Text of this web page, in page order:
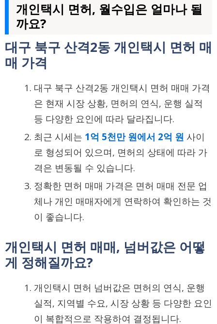
개인택시 면허, 월수입은 얼마나 될
까요?
대구 북구 산격2동 개인택시 면허 매
매 가격
대구 북구 산격2동 개인택시 면허 매매 가격
은 현재 시장 상황, 면허의 연식, 운행 실적
등 다양한 요인에 따라 달라집니다.
최근 시세는 1억 5천만 원에서 2억 원 사이
로 형성되어 있으며, 면허의 상태에 따라 가
격은 변동될 수 있습니다.
정확한 면허 매매 가격은 면허 매매 전문 업
체나 개인 매매자에게 연락하여 확인하는 것
이 좋습니다.
개인택시 면허 매매, 넘버값은 어떻
게 정해질까요?
개인택시 면허 넘버값은 면허의 연식, 운행
실적, 지역별 수요, 시장 상황 등 다양한 요인
이 복합적으로 작용하여 결정됩니다.